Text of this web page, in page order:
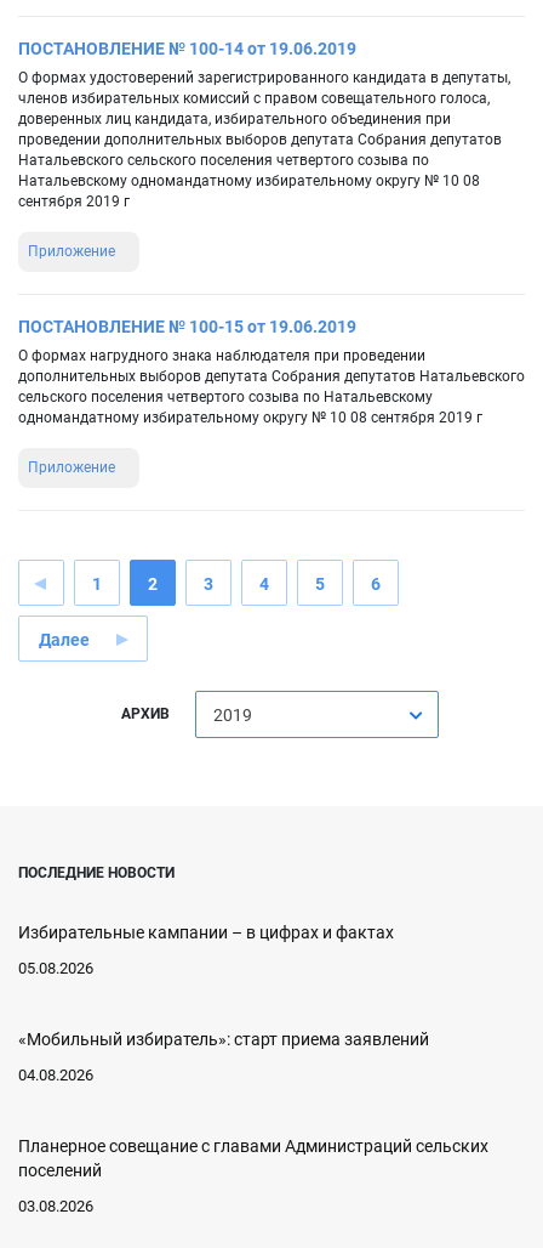
ПОСТАНОВЛЕНИЕ № 100-14 от 19.06.2019
О формах удостоверений зарегистрированного кандидата в депутаты,
членов избирательных комиссий с правом совещательного голоса,
доверенных лиц кандидата, избирательного объединения при
проведении дополнительных выборов депутата Собрания депутатов
Натальевского сельского поселения четвертого созыва по
Натальевскому одномандатному избирательному округу № 10 08
сентября 2019 г
Приложение
ПОСТАНОВЛЕНИЕ № 100-15 от 19.06.2019
О формах нагрудного знака наблюдателя при проведении
дополнительных выборов депутата Собрания депутатов Натальевского
сельского поселения четвертого созыва по Натальевскому
одномандатному избирательному округу № 10 08 сентября 2019 г
Приложение
1 2 3 4 5 6
Далее
АРХИВ 2019
ПОСЛЕДНИЕ НОВОСТИ
Избирательные кампании – в цифрах и фактах
05.08.2026
«Мобильный избиратель»: старт приема заявлений
04.08.2026
Планерное совещание с главами Администраций сельских
поселений
03.08.2026